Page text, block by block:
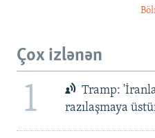
Çox izlənən
1
Tramp:
razılaşmaya